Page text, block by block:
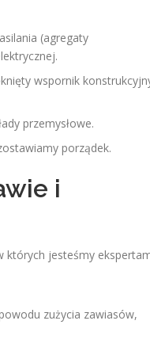
(agregaty
wspornik
przemysłowe.
porządek.
i
których jesteśmy
zużycia zawiasów,